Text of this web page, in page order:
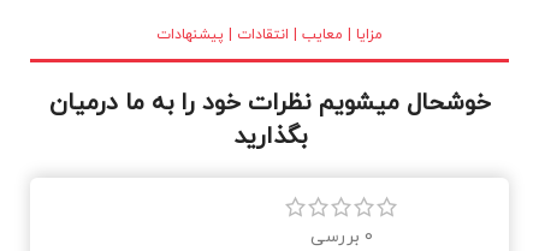
بازار عرضه شده اند. نور خوب و
طول عمر بالا از دلایل استقبال
مزایا | معایب | انتقادات | پیشنهادات
خوشحال میشویم نظرات خود را به ما درمیان
بگذارید
0 بررسی